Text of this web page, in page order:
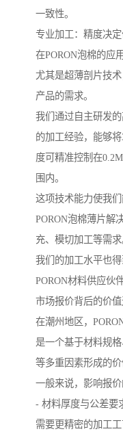
一致性。
专业加工：精度决
在PORON泡棉的应
尤其是超薄剖片技
产品的需求。
我们通过自主研发
的加工经验，能够
度可精准控制在
围内。
这项技术能力使我
PORON泡棉薄片解
充、模切加工等需求
我们的加工水平也
PORON材料供应伙
市场报价背后的价
在潮州地区，
是一个基于材料规
等多重因素形成的价
一般来说，影响报价
- 材料厚度与公差要
需要更精密的加工工